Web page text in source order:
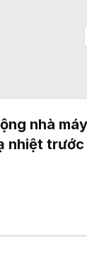
nhà
nhiệt trước